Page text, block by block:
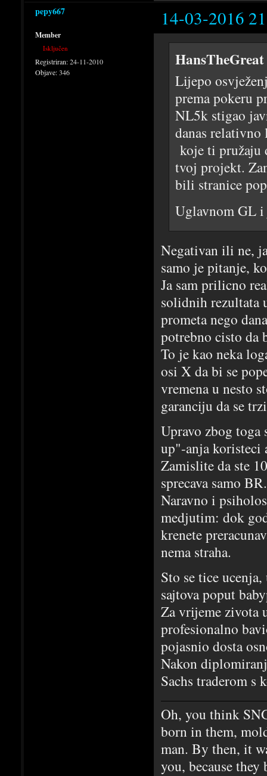
pepy667 14-03-2016
Member
Isključen
Registriran:24-11-2010
Objave:346
Lijepo
prema pokeru
NL5k stigao
danas
koje ti pružaju
tvoj projekt.
bili stranice
Uglavnom GL i
Negativan ili ne,
samo je pitanje,
Ja sam prilicno
solidnih rezultata
prometa nego
potrebno cisto da
To je kao neka
osi X da bi se
vremena u nesto
garanciju da se
Upravo zbog toga
up"-anja koristeci
Zamislite da ste
sprecava samo BR.
Naravno i
medjutim: dok
krenete
nema straha.
Sto se tice
sajtova poput
Za vrijeme zivota
profesionalno
pojasnio dosta
Nakon
Sachs traderom s
Oh, you think
born in them,
man. By then, it
you, because